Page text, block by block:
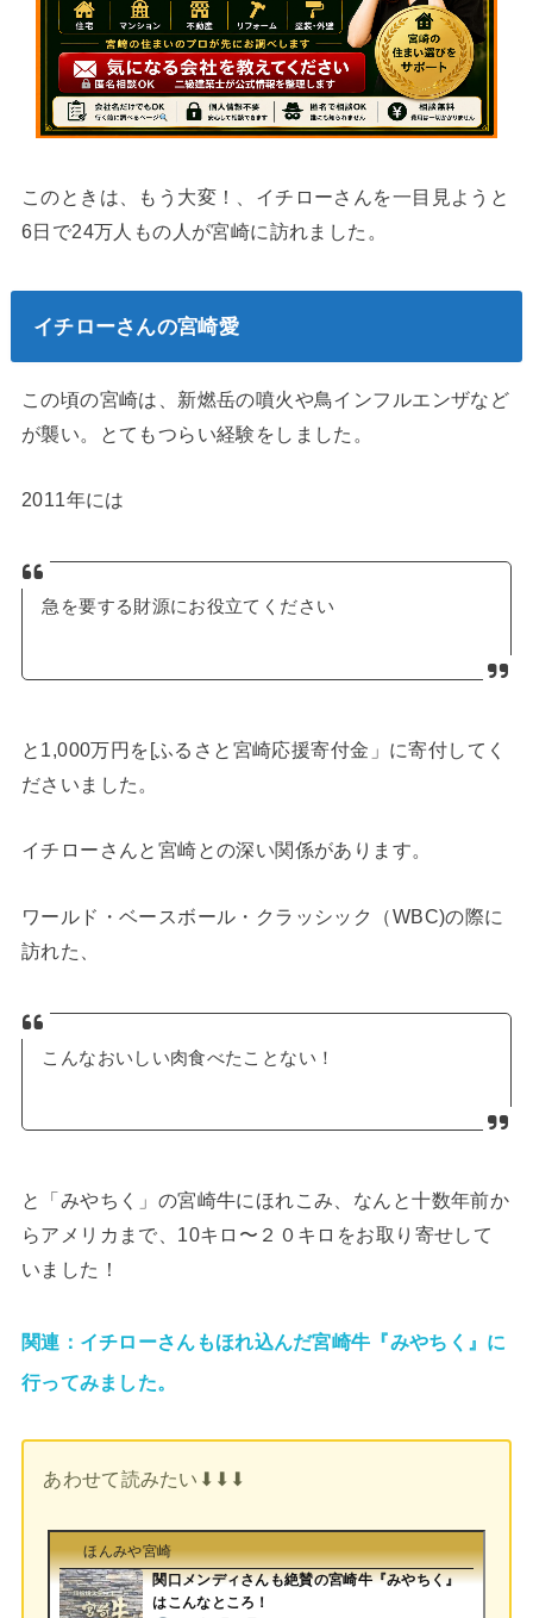
このときは、もう大変！、イチローさんを一目見ようと
6日で24万人もの人が宮崎に訪れました。
イチローさんの宮崎愛
この頃の宮崎は、新燃岳の噴火や鳥インフルエンザなど
が襲い。とてもつらい経験をしました。
2011年には
急を要する財源にお役立てください
と1,000万円を[ふるさと宮崎応援寄付金」に寄付してく
ださいました。
イチローさんと宮崎との深い関係があります。
ワールド・ベースボール・クラッシック（WBC)の際に
訪れた、
こんなおいしい肉食べたことない！
と「みやちく」の宮崎牛にほれこみ、なんと十数年前か
らアメリカまで、10キロ〜２０キロをお取り寄せして
いました！
関連：イチローさんもほれ込んだ宮崎牛『みやちく』に
行ってみました。
あわせて読みたい⬇︎⬇︎⬇︎
ほんみや宮崎
関口メンディさんも絶賛の宮崎牛『みやちく』
はこんなところ！